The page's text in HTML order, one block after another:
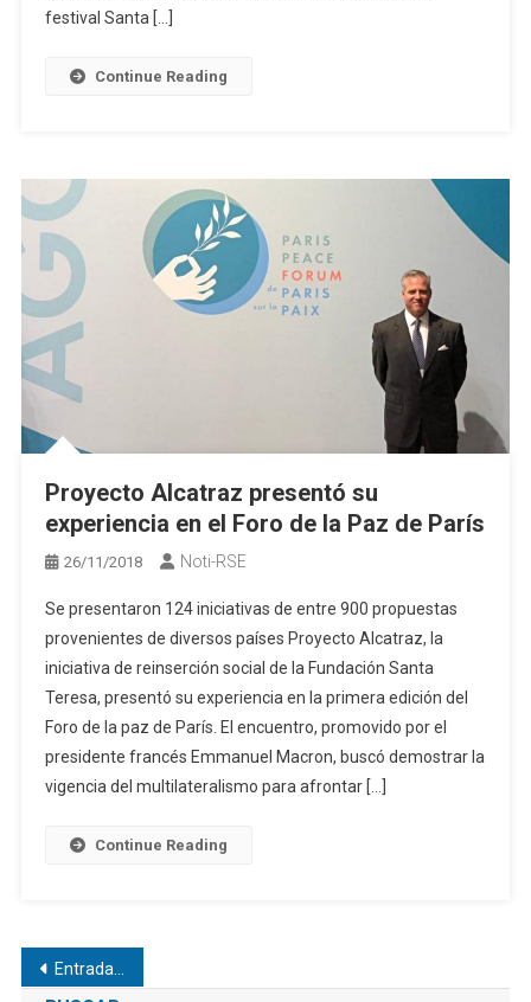
festival Santa […]
Continue Reading
Proyecto Alcatraz presentó su
experiencia en el Foro de la Paz de París
26/11/2018 Noti-RSE
Se presentaron 124 iniciativas de entre 900 propuestas
provenientes de diversos países Proyecto Alcatraz, la
iniciativa de reinserción social de la Fundación Santa
Teresa, presentó su experiencia en la primera edición del
Foro de la paz de París. El encuentro, promovido por el
presidente francés Emmanuel Macron, buscó demostrar la
vigencia del multilateralismo para afrontar […]
Continue Reading
Navegación
Entradas anteriores